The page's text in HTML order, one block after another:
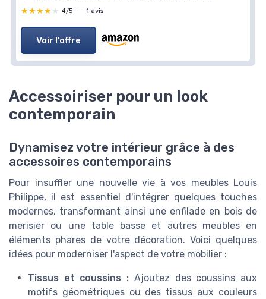
★★★★★
★★★★★ 4/5 — 1 avis
Voir l'offre
Accessoiriser pour un look
contemporain
Dynamisez votre intérieur grâce à des
accessoires contemporains
Pour insuffler une nouvelle vie à vos meubles Louis
Philippe, il est essentiel d'intégrer quelques touches
modernes, transformant ainsi une enfilade en bois de
merisier ou une table basse et autres meubles en
éléments phares de votre décoration. Voici quelques
idées pour moderniser l'aspect de votre mobilier :
Tissus et coussins : Ajoutez des coussins aux
motifs géométriques ou des tissus aux couleurs